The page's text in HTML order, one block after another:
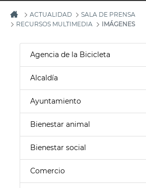
ACTUALIDAD
SALA DE PRENSA
RECURSOS MULTIMEDIA
IMÁGENES
Agencia de la Bicicleta
Alcaldía
Ayuntamiento
Bienestar animal
Bienestar social
Comercio